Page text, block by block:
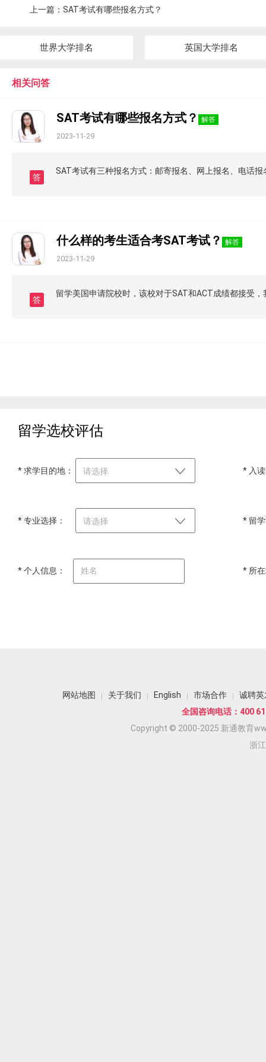
上一篇： SAT考试有哪些报名方式？
世界大学排名 英国大学排名
相关问答
SAT考试有哪些报名方式？ 解答
2023-11-29
答
SAT考试有三种报名方式：邮寄报名、网上报名、电话报
什么样的考生适合考SAT考试？ 解答
2023-11-29
答
留学美国申请院校时，该校对于SAT和ACT成绩都接受
留学选校评估
* 求学目的地： 请选择 * 入
* 专业选择： 请选择 * 留
* 个人信息： * 所
网站地图 关于我们 English 市场合作
诚聘英
全国咨询电话：400
Copyright © 2000-2025 新通教育
浙